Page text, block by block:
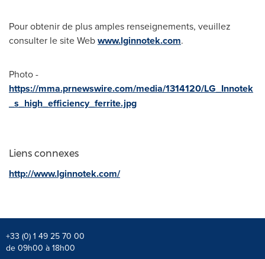
Pour obtenir de plus amples renseignements, veuillez
consulter le site Webwww.lginnotek.com.
Photo -
https://mma.prnewswire.com/media/1314120/LG_Innotek
_s_high_efficiency_ferrite.jpg
Liens connexes
http://www.lginnotek.com/
+33 (0) 1 49 25 70 00
de 09h00 à 18h00